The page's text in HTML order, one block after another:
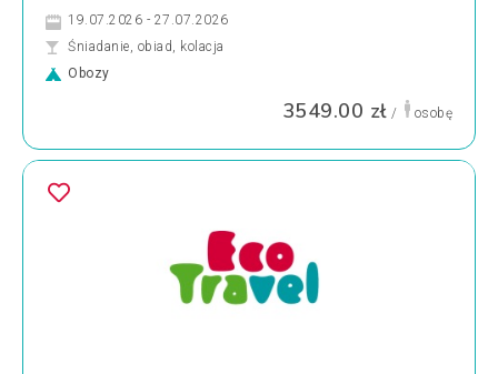
19.07.2026 - 27.07.2026
Śniadanie, obiad, kolacja
Obozy
3549.00 zł / osobę